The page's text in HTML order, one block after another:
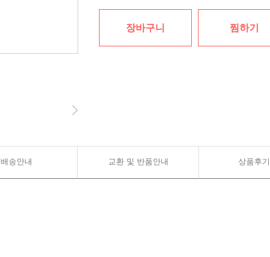
장바구니 찜하기
배송안내 교환 및 반품안내 상품후기